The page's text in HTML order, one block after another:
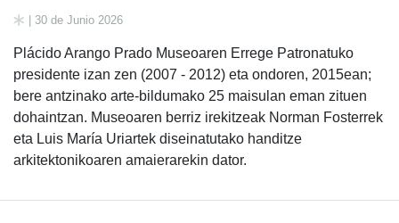
| 30 de Junio 2026
Plácido Arango Prado Museoaren Errege Patronatuko
presidente izan zen (2007 - 2012) eta ondoren, 2015ean;
bere antzinako arte-bildumako 25 maisulan eman zituen
dohaintzan. Museoaren berriz irekitzeak Norman Fosterrek
eta Luis María Uriartek diseinatutako handitze
arkitektonikoaren amaierarekin dator.